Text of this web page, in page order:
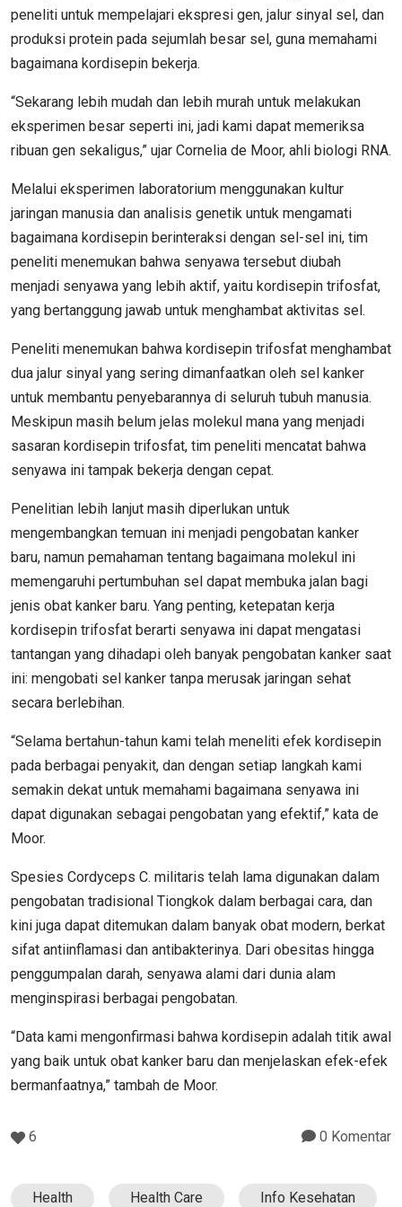
peneliti untuk mempelajari ekspresi gen, jalur sinyal sel, dan
produksi protein pada sejumlah besar sel, guna memahami
bagaimana kordisepin bekerja.
“Sekarang lebih mudah dan lebih murah untuk melakukan
eksperimen besar seperti ini, jadi kami dapat memeriksa
ribuan gen sekaligus,” ujar Cornelia de Moor, ahli biologi RNA.
Melalui eksperimen laboratorium menggunakan kultur
jaringan manusia dan analisis genetik untuk mengamati
bagaimana kordisepin berinteraksi dengan sel-sel ini, tim
peneliti menemukan bahwa senyawa tersebut diubah
menjadi senyawa yang lebih aktif, yaitu kordisepin trifosfat,
yang bertanggung jawab untuk menghambat aktivitas sel.
Peneliti menemukan bahwa kordisepin trifosfat menghambat
dua jalur sinyal yang sering dimanfaatkan oleh sel kanker
untuk membantu penyebarannya di seluruh tubuh manusia.
Meskipun masih belum jelas molekul mana yang menjadi
sasaran kordisepin trifosfat, tim peneliti mencatat bahwa
senyawa ini tampak bekerja dengan cepat.
Penelitian lebih lanjut masih diperlukan untuk
mengembangkan temuan ini menjadi pengobatan kanker
baru, namun pemahaman tentang bagaimana molekul ini
memengaruhi pertumbuhan sel dapat membuka jalan bagi
jenis obat kanker baru. Yang penting, ketepatan kerja
kordisepin trifosfat berarti senyawa ini dapat mengatasi
tantangan yang dihadapi oleh banyak pengobatan kanker saat
ini: mengobati sel kanker tanpa merusak jaringan sehat
secara berlebihan.
“Selama bertahun-tahun kami telah meneliti efek kordisepin
pada berbagai penyakit, dan dengan setiap langkah kami
semakin dekat untuk memahami bagaimana senyawa ini
dapat digunakan sebagai pengobatan yang efektif,” kata de
Moor.
Spesies Cordyceps C. militaris telah lama digunakan dalam
pengobatan tradisional Tiongkok dalam berbagai cara, dan
kini juga dapat ditemukan dalam banyak obat modern, berkat
sifat antiinflamasi dan antibakterinya. Dari obesitas hingga
penggumpalan darah, senyawa alami dari dunia alam
menginspirasi berbagai pengobatan.
“Data kami mengonfirmasi bahwa kordisepin adalah titik awal
yang baik untuk obat kanker baru dan menjelaskan efek-efek
bermanfaatnya,” tambah de Moor.
6 0 Komentar
Health Health Care Info Kesehatan